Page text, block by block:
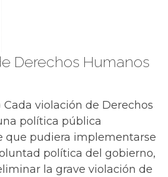
Derechos Humanos
violación de Derechos
política pública
que pudiera implementarse
política del gobierno,
la grave violación de